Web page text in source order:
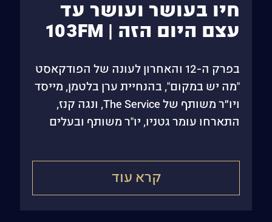
חיו בעושר ועושר עד
עצם היום הזה | 103FM
בפרק ה-12 והאחרון לעונה של הפודקאסט
"מה יש במקום", בהנחיית ערן בלטמן, מייסד
ויו״ר משותף של The Service, ונגה קנז,
התארחו עומר גטניו, יו"ר משותף ובעלים
קרא עוד